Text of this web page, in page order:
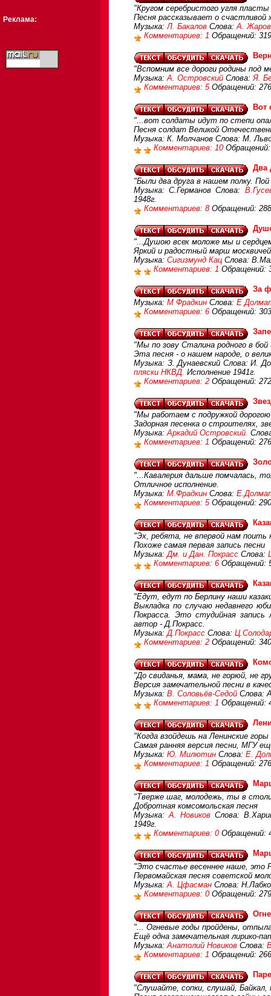
Реклама:
"Кругом серебристого угля
Песня рассказывает о счастливой
Музыка:Л. Бакалов Слова:А. Жаров
Комментариев: 1 Обращений:
"Вспомним все дороги родины под
Музыка:А. Островский Слова:Я.
Комментариев: 5 Обращений:
Вот
"...вот солдаты идут по степи
Песня солдат Великой
Музыка: К. Молчанов Слова: М.
Комментариев: 10 Обращений:
Два
"Были два друга в нашем полку.
Музыка: С.Германов Слова:
1948г.
Комментариев: 8 Обращений:
"...Душою всех моложе мы и
Яркий и радостный марш
Музыка: Сигизмунд Кац Слова:
Комментариев: 1 Обращений:
За
Музыка: М Фрадкин Слова: Е
Комментариев: 6 Обращений:
"Мы по зову Сталина родного в
Эта песня - о нашем народе, о
Музыка: З. Дунаевский Слова: И.
пляски НКВД. Исполнение 1941г.
Комментариев: 2 Обращений:
"Мы работаем с подружкой
Задорная песенка о строителях,
Музыка:Аркадий Островский.
Комментариев: 1 Обращений:
"...Кавалерия дальше помчалась,
Отличное исполнение.
Музыка: М.Фрадкин Слова:
Комментариев: 5 Обращений:
"Эх, ребята, не впервой нам поить
Похоже самая первая запись песни
Музыка:Дм. и Дан. Покрасс Слова:
Комментариев: 6 Обращений:
"Едут, едут по Берлину наши
Выкладка по случаю недавнего
Покрасса. Это студийная запись
автор - Д.Покрасс.
Музыка:Д.Покрасс Слова:
Комментариев: 2 Обращений:
"До свиданья, мама, не горюй, не
Версия замечательной песни в
Музыка: В. Соловьёв-Седой Слова:
Комментариев: 1 Обращений:
"Когда взойдешь на Ленинские
Самая ранняя версия песни, МГУ
Музыка: Ю. Милютин Слова: Е.
Комментариев: 1 Обращений:
"Тверже шаг, молодежь, ты в
Добротная комсомольская песня
Музыка:А. Новиков Слова:
1949г.
Комментариев: 0 Обращений:
"Это счастье весеннее наше, это
Первомайская песня советской
Музыка:А. Цфасман Слова:
Комментариев: 0 Обращений:
"... Огневые годы пройдены,
Ещё одна замечательная лирико-
Музыка:Анатолий Новиков Слова:
Комментариев: 1 Обращений:
"Слушайте, сопки, слушай, Байкал,